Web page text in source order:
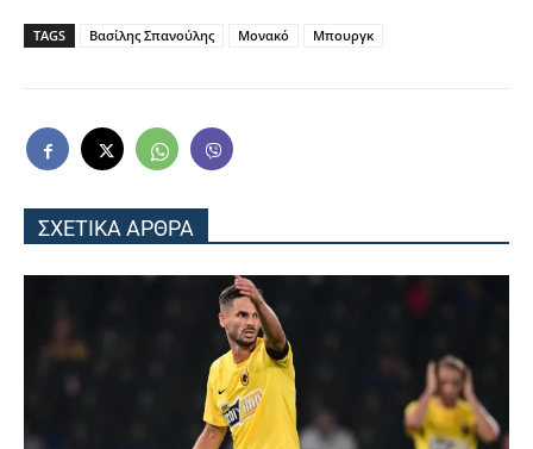
TAGS Βασίλης Σπανούλης Μονακό Μπουργκ
ΣΧΕΤΙΚΑ ΑΡΘΡΑ